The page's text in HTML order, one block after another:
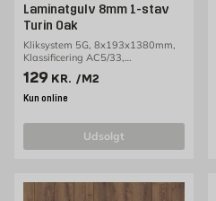
Laminatgulv 8mm 1-stav
Turin Oak
Kliksystem 5G, 8x193x1380mm,
Klassificering AC5/33,
2,13m2/pakke
Pris 129 kr. /m2
129 KR. /M2
Kun online
udsolgt